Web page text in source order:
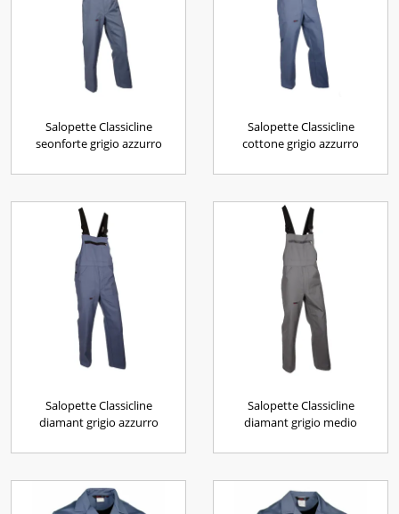
Salopette Classicline
seonforte grigio azzurro
Salopette Classicline
cottone grigio azzurro
Salopette Classicline
diamant grigio azzurro
Salopette Classicline
diamant grigio medio